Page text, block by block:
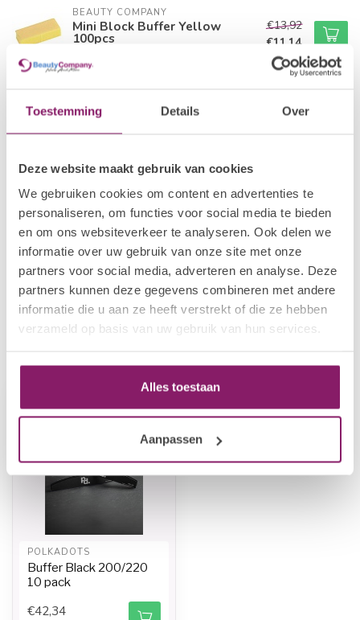
Toestemming Details Over
Deze website maakt gebruik van cookies
We gebruiken cookies om content en advertenties te
personaliseren, om functies voor social media te bieden
en om ons websiteverkeer te analyseren. Ook delen we
informatie over uw gebruik van onze site met onze
partners voor social media, adverteren en analyse. Deze
partners kunnen deze gegevens combineren met andere
informatie die u aan ze heeft verstrekt of die ze hebben
verzameld op basis van uw gebruik van hun services.
Alles toestaan
Aanpassen
BEAUTY COMPANY
Mini Block Buffer Yellow
100pcs
€13,92
€11,14
Mini Block Buffer Grey 100pcs
In stock
€13,92
I.AM NAIL SYSTEMS
100/180 Sponge File
In stock
€2,38
BEAUTY COMPANY
Block Buffer - White
In stock
€1,21
€0,97
POLKADOTS
Buffer Black 200/220
10 pack
€42,34